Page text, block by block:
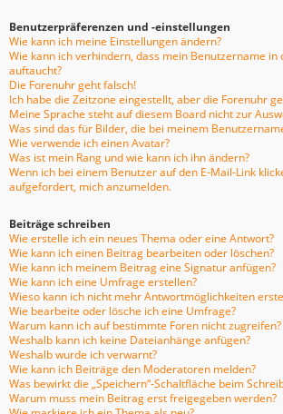
Benutzerpräferenzen und -einstellungen
Wie kann ich meine Einstellungen ändern?
Wie kann ich verhindern, dass mein Benutzername in
auftaucht?
Die Forenuhr geht falsch!
Ich habe die Zeitzone eingestellt, aber die Forenuhr
Meine Sprache steht auf diesem Board nicht zur
Was sind das für Bilder, die bei meinem
Wie verwende ich einen Avatar?
Was ist mein Rang und wie kann ich ihn ändern?
Wenn ich bei einem Benutzer auf den E-Mail-Link
aufgefordert, mich anzumelden.
Beiträge schreiben
Wie erstelle ich ein neues Thema oder eine Antwort?
Wie kann ich einen Beitrag bearbeiten oder löschen?
Wie kann ich meinem Beitrag eine Signatur anfügen?
Wie kann ich eine Umfrage erstellen?
Wieso kann ich nicht mehr Antwortmöglichkeiten
Wie bearbeite oder lösche ich eine Umfrage?
Warum kann ich auf bestimmte Foren nicht zugreifen?
Weshalb kann ich keine Dateianhänge anfügen?
Weshalb wurde ich verwarnt?
Wie kann ich Beiträge den Moderatoren melden?
Was bewirkt die „Speichern“-Schaltfläche beim
Warum muss mein Beitrag erst freigegeben werden?